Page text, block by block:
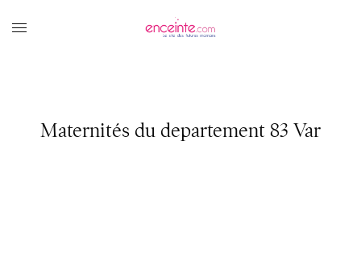
Maternités du departement 83 Var